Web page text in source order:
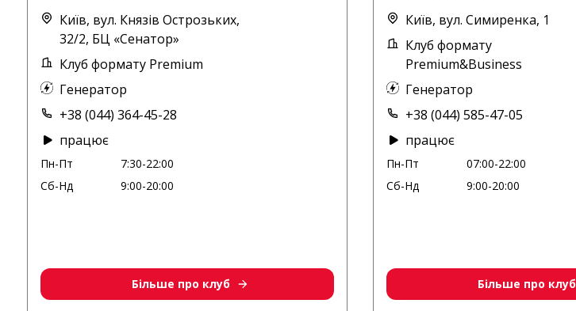
Київ, вул. Князів Острозьких,
32/2, БЦ «Сенатор»
Клуб формату Premium
Генератор
+38 (044) 364-45-28
працює
Пн-Пт
7:30-22:00
Сб-Нд
9:00-20:00
Більше про клуб
Київ, вул. Симиренка, 1
Клуб формату
Premium&Business
Генератор
+38 (044) 585-47-05
працює
Пн-Пт
07:00-22:00
Сб-Нд
9:00-20:00
Більше про клуб